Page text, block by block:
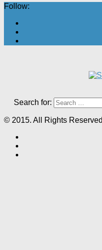
Follow:
Search for:
© 2015. All Rights